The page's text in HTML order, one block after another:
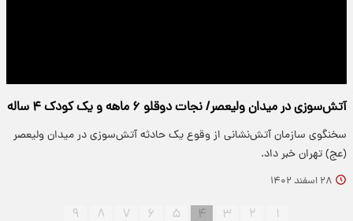
آتش‌سوزی در میدان ولیعصر/ نجات دوقلو ۶ ماهه و یک کودک ۴ ساله
سخنگوی سازمان آتش‌نشانی از وقوع یک حادثه آتش‌سوزی در میدان ولیعصر
(عج) تهران خبر داد.
۲۸ اسفند ۱۴۰۲
۱ ۲ ۳ ۴ ۵ ۶ ۷ ۸ ۹